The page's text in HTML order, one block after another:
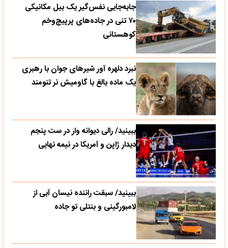
جابه‌جایی نفس‌گیر یک بیل مکانیکی
۷۰ تنی در جاده‌های پرپیچ‌وخم
کوهستانی
نبرد دلهره آور شیرهای جوان با رهبری
یک ماده بالغ با گاومیش نر تنومند
ببینید/ رالی دیوانه وار در ست پنجم
دیدار ژاپن و آمریکا در نیمه نهایی
ببینید/ سبقت راننده نیسان آبی از
لامبورگینی و بنتلی تو جاده